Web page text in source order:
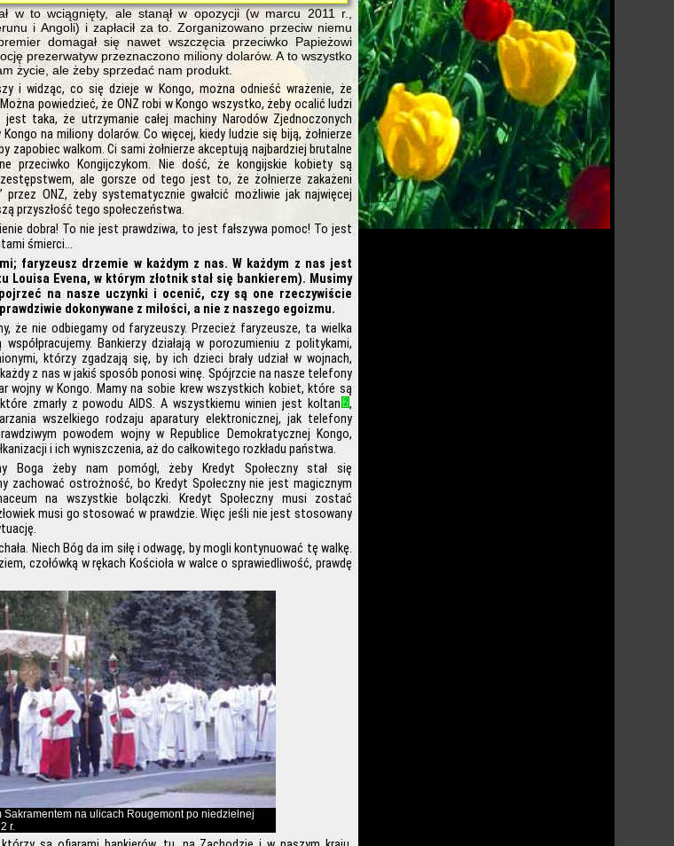
w to wciągnięty, ale stanął w opozycji (w marcu 2011 r.,
i Angoli) i zapłacił za to. Zorganizowano przeciw niemu
domagał się nawet wszczęcia przeciwko Papieżowi
prezerwatyw przeznaczono miliony dolarów. A to wszystko
życie, ale żeby sprzedać nam produkt.
i widząc, co się dzieje w Kongo, można odnieść wrażenie, że
powiedzieć, że ONZ robi w Kongo wszystko, żeby ocalić ludzi
taka, że utrzymanie całej machiny Narodów Zjednoczonych
na miliony dolarów. Co więcej, kiedy ludzie się biją, żołnierze
zapobiec walkom. Ci sami żołnierze akceptują najbardziej brutalne
przeciwko Kongijczykom. Nie dość, że kongijskie kobiety są
ale gorsze od tego jest to, że żołnierze zakażeni
przez ONZ, żeby systematycznie gwałcić możliwie jak najwięcej
przyszłość tego społeczeństwa.
dobra! To nie jest prawdziwa, to jest fałszywa pomoc! To jest
śmierci…
faryzeusz drzemie w każdym z nas. W każdym z nas jest
Louisa Evena, w którym złotnik stał się bankierem). Musimy
na nasze uczynki i ocenić, czy są one rzeczywiście
dokonywane z miłości, a nie z naszego egoizmu.
że nie odbiegamy od faryzeuszy. Przecież faryzeusze, ta wielka
Bankierzy działają w porozumieniu z politykami,
którzy zgadzają się, by ich dzieci brały udział w wojnach,
z nas w jakiś sposób ponosi winę. Spójrzcie na nasze telefony
wojny w Kongo. Mamy na sobie krew wszystkich kobiet, które są
zmarły z powodu AIDS. A wszystkiemu winien jest koltan 2,
wszelkiego rodzaju aparatury elektronicznej, jak telefony
powodem wojny w Republice Demokratycznej Kongo,
i ich wyniszczenia, aż do całkowitego rozkładu państwa.
Boga żeby nam pomógł, żeby Kredyt Społeczny stał się
zachować ostrożność, bo Kredyt Społeczny nie jest magicznym
na wszystkie bolączki. Kredyt Społeczny musi zostać
musi go stosować w prawdzie. Więc jeśli nie jest stosowany
Niech Bóg da im siłę i odwagę, by mogli kontynuować tę walkę.
czołówką w rękach Kościoła w walce o sprawiedliwość, prawdę
Sakramentem na ulicach Rougemont po niedzielnej
r.